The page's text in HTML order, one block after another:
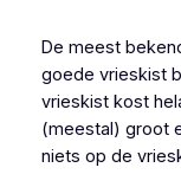
De meest
goede vrieskist
vrieskist kost
(meestal) groot
niets op de